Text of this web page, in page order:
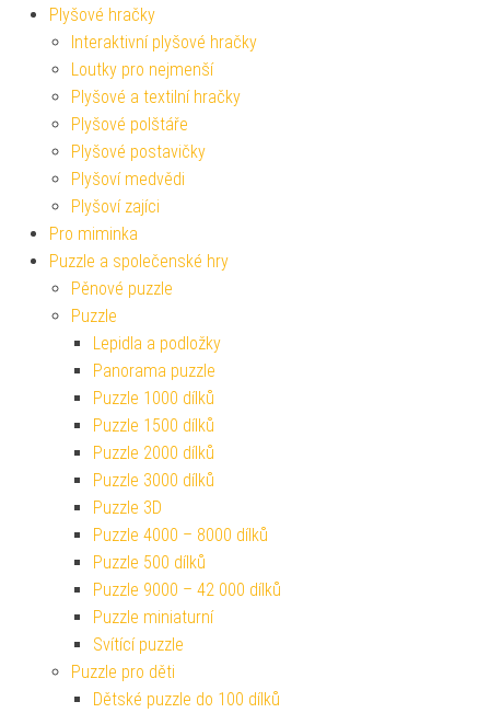
Plyšové hračky
Interaktivní plyšové hračky
Loutky pro nejmenší
Plyšové a textilní hračky
Plyšové polštáře
Plyšové postavičky
Plyšoví medvědi
Plyšoví zajíci
Pro miminka
Puzzle a společenské hry
Pěnové puzzle
Puzzle
Lepidla a podložky
Panorama puzzle
Puzzle 1000 dílků
Puzzle 1500 dílků
Puzzle 2000 dílků
Puzzle 3000 dílků
Puzzle 3D
Puzzle 4000 – 8000 dílků
Puzzle 500 dílků
Puzzle 9000 – 42 000 dílků
Puzzle miniaturní
Svítící puzzle
Puzzle pro děti
Dětské puzzle do 100 dílků